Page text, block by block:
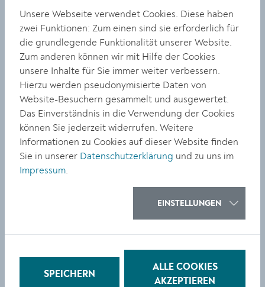
studierte er Jura und arbeitete als Journalist im
kommunistischen Ungarn. Im Jahr 1953 wurde er
verhaftet und erhielt ein dreijähriges Berufsverbot.
Nach dem Ungarn-Aufstand floh er 1957 nach Wien, wo
er seither als Publizist, Buchautor und
Fernsehjournalist tätig ist. Von 1982 bis 1987 leitete er
die Osteuropa-Redaktion des ORF und war von 1987 bis
1998 Intendant von Radio Österreich International.
Lendvai hat zahlreiche Bücher über Mittel- und
Südosteuropa veröffentlicht.
Eintritt: 10 Euro (Bücherei-Mitglieder 7 Euro)
buecherei@krems.gv.at, Tel.
02732/801-382
Unsere Webseite verwendet Cookies. Diese haben
zwei Funktionen: Zum einen sind sie erforderlich für
die grundlegende Funktionalität unserer Website.
Zum anderen können wir mit Hilfe der Cookies
unsere Inhalte für Sie immer weiter verbessern.
Hierzu werden pseudonymisierte Daten von
Website-Besuchern gesammelt und ausgewertet.
Das Einverständnis in die Verwendung der Cookies
können Sie jederzeit widerrufen. Weitere
Informationen zu Cookies auf dieser Website finden
Sie in unserer Datenschutzerklärung und zu uns im
Impressum.
EINSTELLUNGEN
SPEICHERN
ALLE COOKIES
AKZEPTIEREN